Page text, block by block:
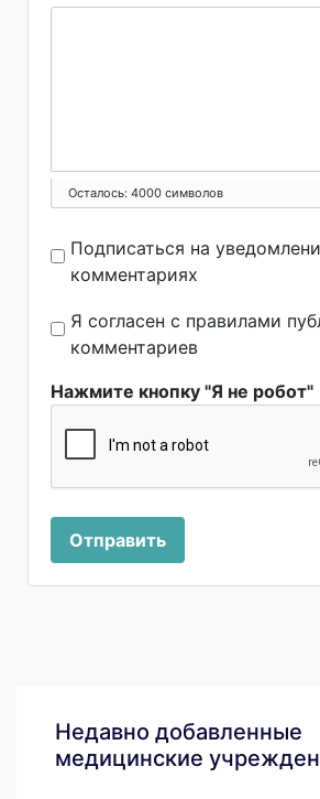
Осталось: 4000 символов
Подписаться на
комментариях
Я согласен с правилами
комментариев
Нажмите кнопку "Я не робот"
Отправить
Недавно добавленные
медицинские